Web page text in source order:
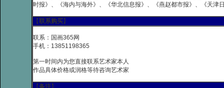
时报》、《海内与海外》、《华北信息报》、《燕赵都市报》、《天津
【联系购买】
联系：国画365网
手机：13851198365
第一时间内为您直接联系艺术家本人
作品具体价格或润格等待咨询艺术家
【备注】